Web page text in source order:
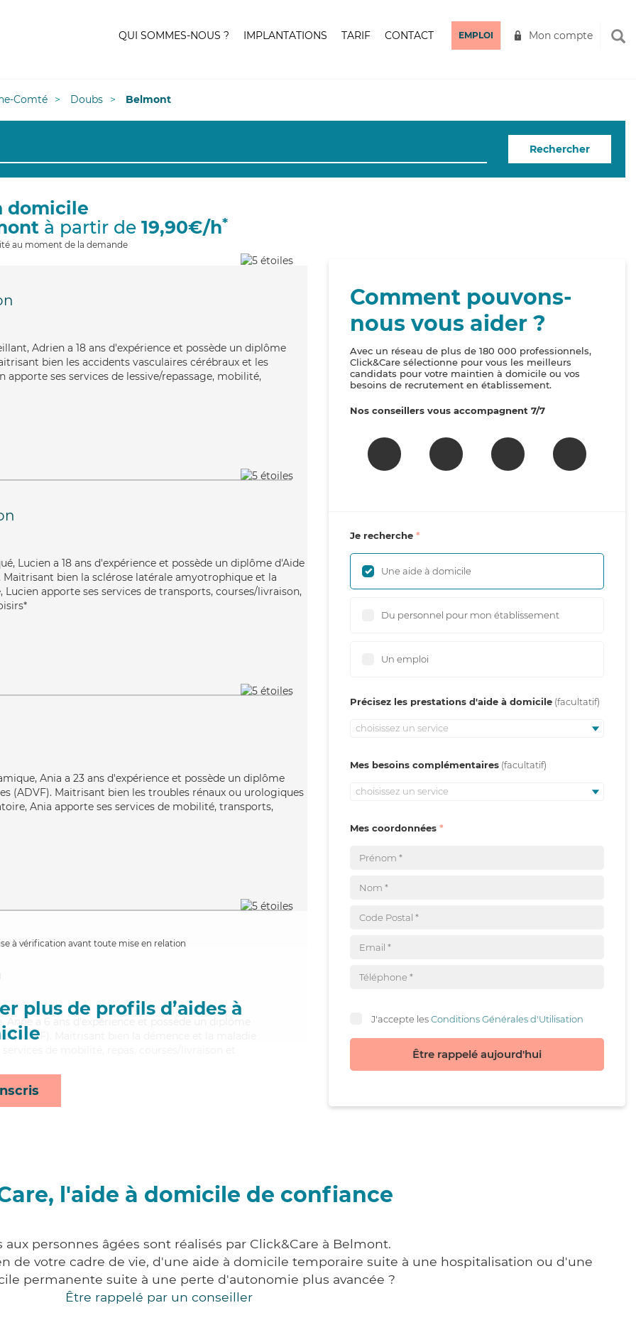
QUI SOMMES-NOUS ? IMPLANTATIONS TARIF CONTACT EMPLOI Mon compte
Comté Doubs Belmont
Rechercher
domicile
à partir de 19,90€/h*
au moment de la demande
Adrien a 18 ans d'expérience et possède un diplôme
bien les accidents vasculaires cérébraux et les
ses services de lessive/repassage, mobilité,
Lucien a 18 ans d'expérience et possède un diplôme d'Aide
Maitrisant bien la sclérose latérale amyotrophique et la
apporte ses services de transports, courses/livraison,
Ania a 23 ans d'expérience et possède un diplôme
(ADVF). Maitrisant bien les troubles rénaux ou urologiques
Ania apporte ses services de mobilité, transports,
à vérification avant toute mise en relation
plus de profils d’aides à
Anne a 6 ans d'expérience et possède un diplôme
(ADVF). Maitrisant bien la démence et la maladie
Comment pouvons-
nous vous aider ?
Avec un réseau de plus de 180 000 professionnels,
Click&Care sélectionne pour vous les meilleurs
candidats pour votre maintien à domicile ou vos
besoins de recrutement en établissement.
Nos conseillers vous accompagnent 7/7
Je recherche
Une aide à domicile
Du personnel pour mon établissement
Un emploi
Précisez les prestations d'aide à domicile
choisissez un service
Mes besoins complémentaires
choisissez un service
Mes coordonnées
J'accepte lesConditions Générales d'Utilisation
Être rappelé aujourd'hui
l'aide à domicile de confiance
aux personnes âgées sont réalisés par Click&Care à Belmont.
de votre cadre de vie, d'une aide à domicile temporaire suite à une hospitalisation ou d'une
permanente suite à une perte d'autonomie plus avancée ?
Être rappelé par un conseiller